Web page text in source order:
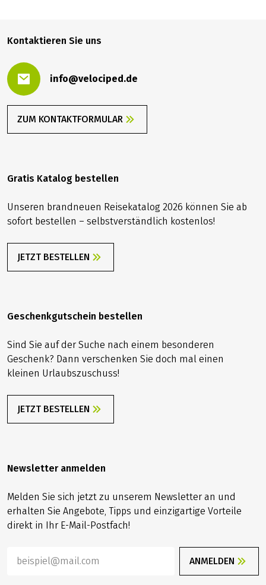
Kontaktieren Sie uns
info@velociped.de
ZUM KONTAKTFORMULAR
Gratis Katalog bestellen
Unseren brandneuen Reisekatalog 2026 können Sie ab
sofort bestellen – selbstverständlich kostenlos!
JETZT BESTELLEN
Geschenkgutschein bestellen
Sind Sie auf der Suche nach einem besonderen
Geschenk? Dann verschenken Sie doch mal einen
kleinen Urlaubszuschuss!
JETZT BESTELLEN
Newsletter anmelden
Melden Sie sich jetzt zu unserem Newsletter an und
erhalten Sie Angebote, Tipps und einzigartige Vorteile
direkt in Ihr E-Mail-Postfach!
ANMELDEN